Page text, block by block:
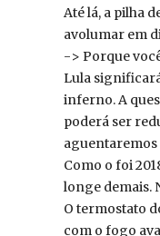
Até lá, a pilha
avolumar em
-> Porque
Lula
inferno. A
poderá ser
Como o foi
longe demais.
O termostato
com o fogo